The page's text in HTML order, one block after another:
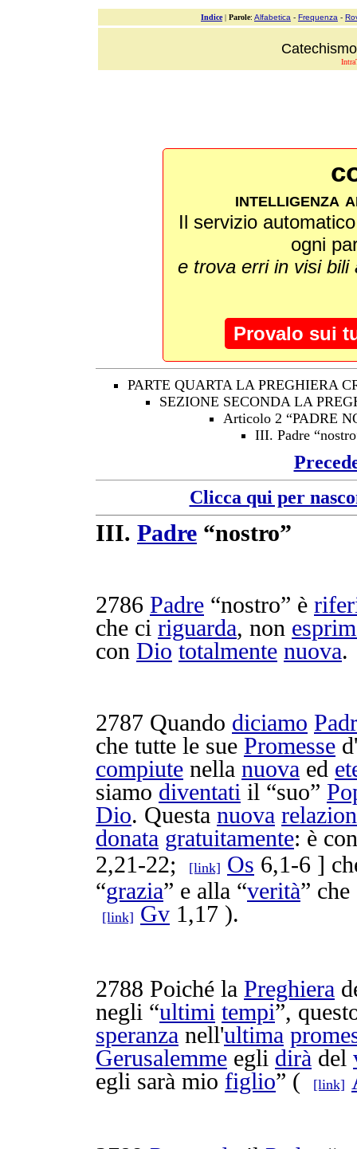
Indice| Parole: Alfabetica - Frequenza -
intelligenza
Il servizio
ogni
e trova erri in visi
Provalo sui
PARTE QUARTA LA PREGHIERA
SEZIONE SECONDA LA
Articolo 2 “PADRE
III. Padre
Clicca qui per
III. Padre “nostro”
2786 Padre “nostro” è
che ci riguarda, non
con Dio totalmente nuova.
2787 Quando diciamo
che tutte le sue Promesse d'
compiute nella nuova ed
siamo diventati il “suo”
Dio. Questa nuova
donata gratuitamente: è
2,21-22;
[link] Os 6,1-6 ]
“grazia” e alla “verità”
[link] Gv 1,17 ).
2788 Poiché la Preghiera
negli “ultimi tempi”,
speranza nell'ultima
Gerusalemme egli dirà del
egli sarà mio figlio” ( [link]